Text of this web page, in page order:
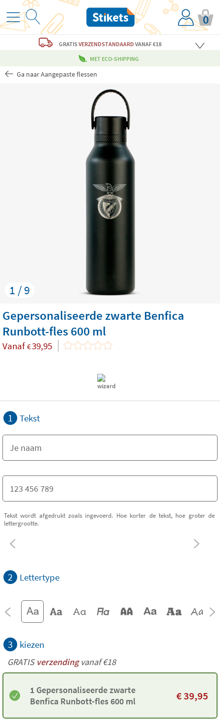
0
GRATIS VERZENDSTANDAARD VANAF €18
MET ECO-SHIPPING
Ga naar Aangepaste flessen
1 / 9
Gepersonaliseerde zwarte Benfica
Runbott-fles 600 ml
Vanaf €39,95
1 Tekst
Tekst wordt afgedrukt zoals ingevoerd. Hoe korter de tekst, hoe groter de
lettergrootte.
2 Lettertype
3 kiezen
GRATISverzendingvanaf €18
1 Gepersonaliseerde zwarte
Benfica Runbott-fles 600 ml
€39,95